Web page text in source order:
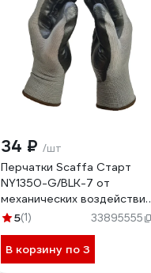
34 ₽ /шт
Перчатки Scaffa Старт
NY1350-G/BLK-7 от
механических воздействий
размер 7 00-01018557
5(1) 33895555
В корзину по 3